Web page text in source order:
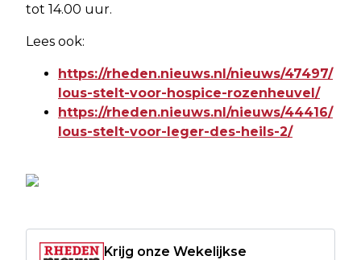
tot 14.00 uur.
Lees ook:
https://rheden.nieuws.nl/nieuws/47497/
lous-stelt-voor-hospice-rozenheuvel/
https://rheden.nieuws.nl/nieuws/44416/
lous-stelt-voor-leger-des-heils-2/
Krijg onze Wekelijkse